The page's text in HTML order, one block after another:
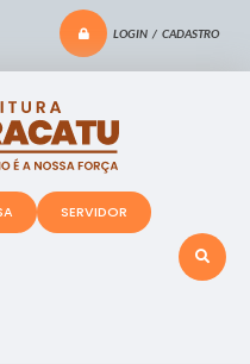
LOGIN / CADASTRO
SERVIDOR